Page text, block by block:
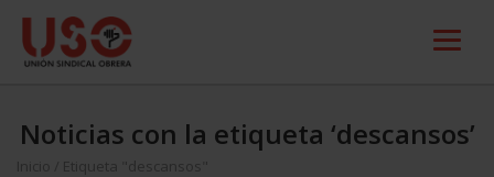
Noticias con la etiqueta ‘descansos’
Inicio Etiqueta "descansos"